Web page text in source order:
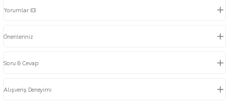
Yorumlar (0)
Önerileriniz
Soru & Cevap
Alışveriş Deneyimi